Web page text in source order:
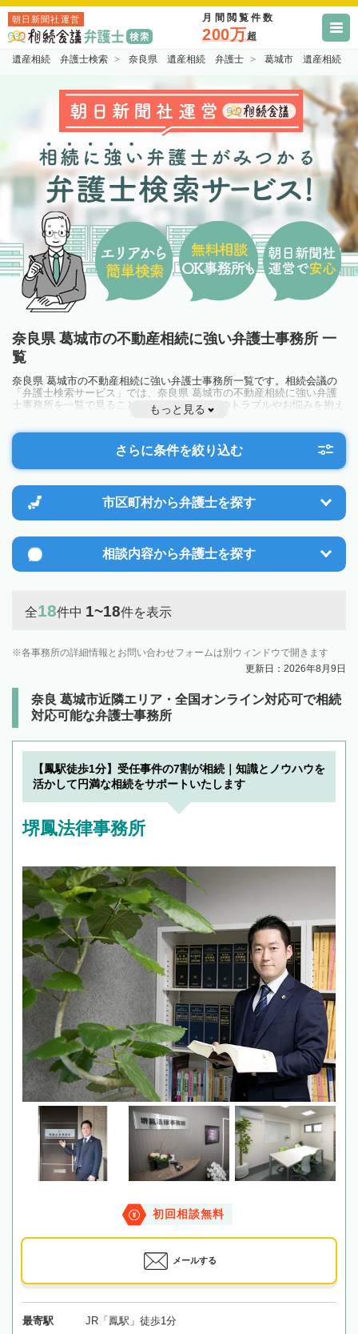
朝日新聞社運営 月間閲覧件数
200万超
遺産相続 弁護士検索 奈良県 遺産相続 弁護士 葛城市 遺産相続
奈良県 葛城市の不動産相続に強い弁護士事務所 一
覧
奈良県 葛城市の不動産相続に強い弁護士事務所一覧です。相続会議の
「弁護士検索サービス」では、奈良県 葛城市の不動産相続に強い弁護
士事務所を一覧で見ることが出来ます。相続のトラブルやお悩みを抱え
ている方は一度近隣の弁護士に相談してみましょう。
もっと見る
さらに条件を絞り込む
市区町村から弁護士を探す
相談内容から弁護士を探す
全18件中 1~18件を表示
各事務所の詳細情報とお問い合わせフォームは別ウィンドウで開きます
更新日：2026年8月9日
奈良 葛城市近隣エリア・全国オンライン対応可で相続
対応可能な弁護士事務所
【鳳駅徒歩1分】受任事件の7割が相続｜知識とノウハウを
活かして円満な相続をサポートいたします
堺鳳法律事務所
初回相談無料
メールする
最寄駅 JR「鳳駅」徒歩1分